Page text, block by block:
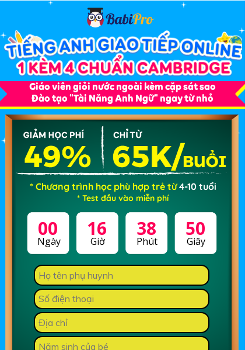
Giáo viên giỏi nước ngoài kèm cặp sát sao
Đào tạo "Tài Năng Anh Ngữ" ngay từ nhỏ
00 16 38 49
Ngày Giờ Phút Giây
* Chương trình học phù hợp trẻ từ4-10 tuổi
* Test đầu vào miễn phí